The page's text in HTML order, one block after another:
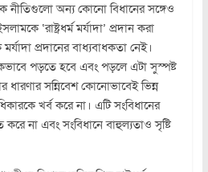
নীতিগুলো অন্য কোনো বিধানের সঙ্গেও
‘রাষ্ট্রধর্ম মর্যাদা’ প্রদান করা
প্রদানের বাধ্যবাধকতা নেই।
পড়তে হবে এবং পড়লে এটা সুস্পষ্ট
ধারণার সন্নিবেশ কোনোভাবেই ভিন্ন
খর্ব করে না। এটি সংবিধানের
না এবং সংবিধানে বাহুল্যতাও সৃষ্টি